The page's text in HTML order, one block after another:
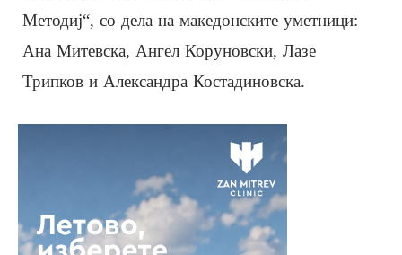
Методиј“, со дела на македонските уметници:
Ана Митевска, Ангел Коруновски, Лазе
Трипков и Александра Костадиновска.